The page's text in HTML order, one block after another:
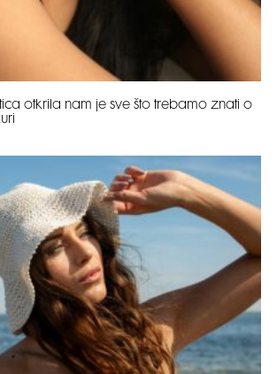
otkrila nam je sve što trebamo znati o